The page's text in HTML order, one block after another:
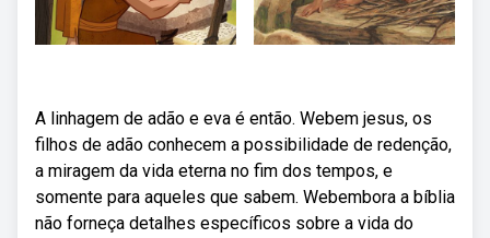
A linhagem de adão e eva é então. Webem jesus, os
filhos de adão conhecem a possibilidade de redenção,
a miragem da vida eterna no fim dos tempos, e
somente para aqueles que sabem. Webembora a bíblia
não forneça detalhes específicos sobre a vida do